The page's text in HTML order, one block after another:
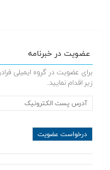
عضویت در خبرنامه
برای عضویت در گروه ایمیلی
زیر اقدام نمایید.